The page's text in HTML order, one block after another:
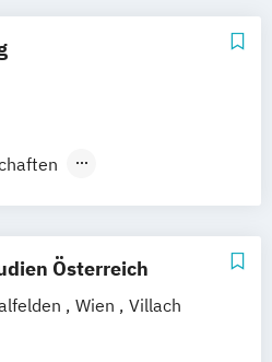
(EN)
Management (Lehramt)
Österreich
Wien
Villach